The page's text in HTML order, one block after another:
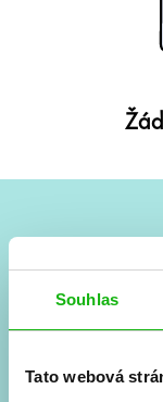
Souhlas
Tato webová
Vše kolem
a